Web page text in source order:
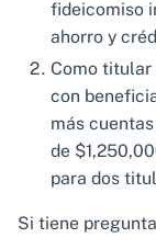
fideicomiso
ahorro y
Como titular
con
más
de
para dos
Si tiene